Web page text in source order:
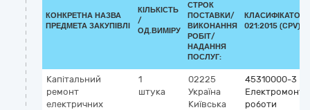
КОНКРЕТНА НАЗВА
ПРЕДМЕТА ЗАКУПІВЛІ
КІЛЬКІСТЬ
/
ОД.ВИМІРУ
СТРОК
ПОСТАВКИ/
ВИКОНАННЯ
РОБІТ/
НАДАННЯ
ПОСЛУГ:
КЛАСИФІКАТОР
021:2015 (CPV)
Капітальний
ремонт
електричних
1
штука
02225
Україна
Київська
45310000-3
роботи